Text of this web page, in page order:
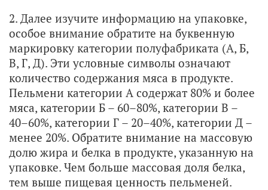
2. Далее изучите информацию на упаковке,
особое внимание обратите на буквенную
маркировку категории полуфабриката (А, Б,
B, Г, Д). Эти условные символы означают
количество содержания мяса в продукте.
Пельмени категории А содержат 80% и более
мяса, категории Б – 60–80%, категории В –
40–60%, категории Г – 20–40%, категории Д –
менее 20%. Обратите внимание на массовую
долю жира и белка в продукте, указанную на
упаковке. Чем больше массовая доля белка,
тем выше пищевая ценность пельменей.